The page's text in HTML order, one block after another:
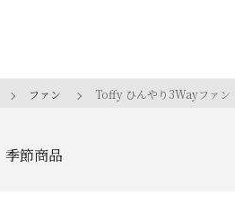
ファン Toffy ひんやり3Wayファン
季節商品